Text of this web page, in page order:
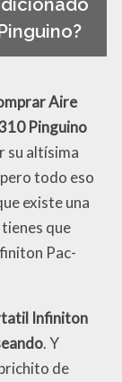
Aire
Pinguino
su altísima
todo eso
existe una
que
Pac-
Infiniton
. Y
de